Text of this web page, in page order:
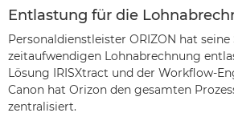
Entlastung für die
Personaldienstleister ORIZON hat
zeitaufwendigen Lohnabrechnung
Lösung IRISXtract und der Workflow-
Canon hat Orizon den gesamten
zentralisiert.